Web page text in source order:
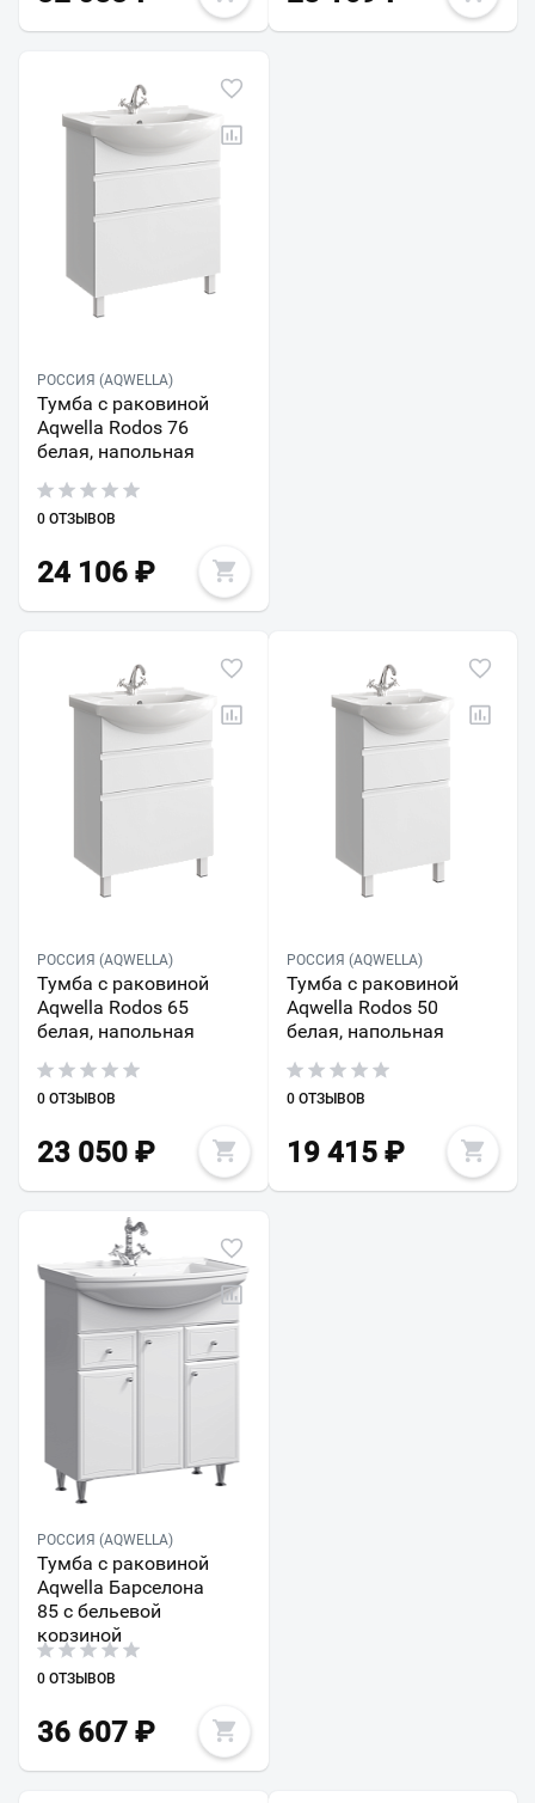
РОССИЯ (AQWELLA)
Тумба с раковиной
Aqwella Rodos 76
белая, напольная
0 ОТЗЫВОВ
24 106 ₽
РОССИЯ (AQWELLA)
Тумба с раковиной
Aqwella Rodos 65
белая, напольная
0 ОТЗЫВОВ
23 050 ₽
РОССИЯ (AQWELLA)
Тумба с раковиной
Aqwella Rodos 50
белая, напольная
0 ОТЗЫВОВ
19 415₽
РОССИЯ (AQWELLA)
Тумба с раковиной
Aqwella Барселона
85 с бельевой
корзиной
0 ОТЗЫВОВ
36 607 ₽